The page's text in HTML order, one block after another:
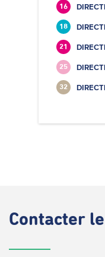
16
18
21
25
32
Contacter